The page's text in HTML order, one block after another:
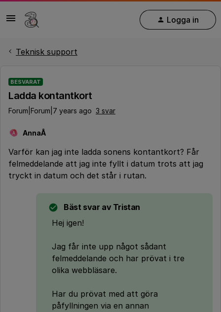
Logga in
Teknisk support
BESVARAT
Ladda kontantkort
Forum|Forum|7 years ago 3 svar
A AnnaÅ
Varför kan jag inte ladda sonens kontantkort? Får
felmeddelande att jag inte fyllt i datum trots att jag
tryckt in datum och det står i rutan.
Bäst svar av Tristan
Hej igen!
Jag får inte upp något sådant
felmeddelande och har prövat i tre
olika webbläsare.
Har du prövat med att göra
påfyllningen via en annan